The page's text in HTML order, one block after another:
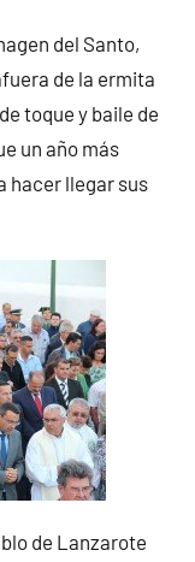
del Santo,
de la ermita
toque y baile de
un año más
hacer llegar sus
de Lanzarote